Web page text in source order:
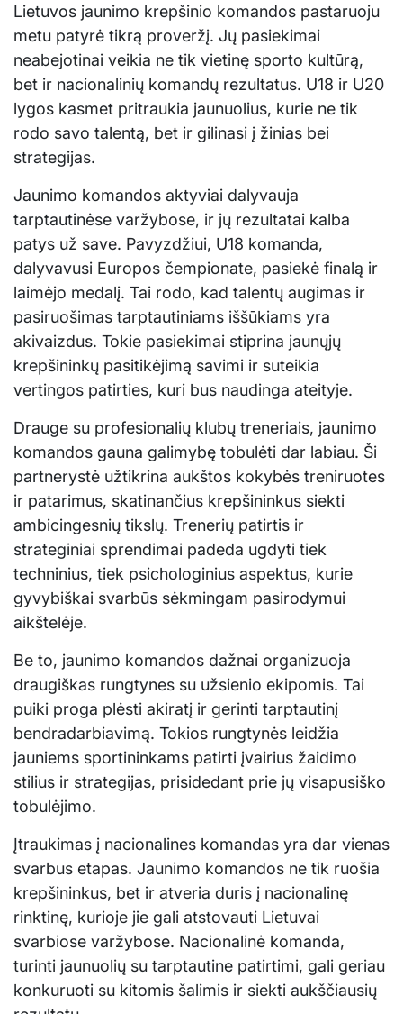
Lietuvos jaunimo krepšinio komandos pastaruoju
metu patyrė tikrą proveržį. Jų pasiekimai
neabejotinai veikia ne tik vietinę sporto kultūrą,
bet ir nacionalinių komandų rezultatus. U18 ir U20
lygos kasmet pritraukia jaunuolius, kurie ne tik
rodo savo talentą, bet ir gilinasi į žinias bei
strategijas.
Jaunimo komandos aktyviai dalyvauja
tarptautinėse varžybose, ir jų rezultatai kalba
patys už save. Pavyzdžiui, U18 komanda,
dalyvavusi Europos čempionate, pasiekė finalą ir
laimėjo medalį. Tai rodo, kad talentų augimas ir
pasiruošimas tarptautiniams iššūkiams yra
akivaizdus. Tokie pasiekimai stiprina jaunųjų
krepšininkų pasitikėjimą savimi ir suteikia
vertingos patirties, kuri bus naudinga ateityje.
Drauge su profesionalių klubų treneriais, jaunimo
komandos gauna galimybę tobulėti dar labiau. Ši
partnerystė užtikrina aukštos kokybės treniruotes
ir patarimus, skatinančius krepšininkus siekti
ambicingesnių tikslų. Trenerių patirtis ir
strateginiai sprendimai padeda ugdyti tiek
techninius, tiek psichologinius aspektus, kurie
gyvybiškai svarbūs sėkmingam pasirodymui
aikštelėje.
Be to, jaunimo komandos dažnai organizuoja
draugiškas rungtynes su užsienio ekipomis. Tai
puiki proga plėsti akiratį ir gerinti tarptautinį
bendradarbiavimą. Tokios rungtynės leidžia
jauniems sportininkams patirti įvairius žaidimo
stilius ir strategijas, prisidedant prie jų visapusiško
tobulėjimo.
Įtraukimas į nacionalines komandas yra dar vienas
svarbus etapas. Jaunimo komandos ne tik ruošia
krepšininkus, bet ir atveria duris į nacionalinę
rinktinę, kurioje jie gali atstovauti Lietuvai
svarbiose varžybose. Nacionalinė komanda,
turinti jaunuolių su tarptautine patirtimi, gali geriau
konkuruoti su kitomis šalimis ir siekti aukščiausių